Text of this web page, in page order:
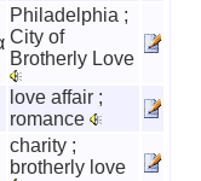
Philadelphia ;
City of
Brotherly Love
love affair ;
romance
charity ;
brotherly love